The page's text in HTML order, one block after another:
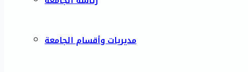
مديريات وأقسام الجامعة